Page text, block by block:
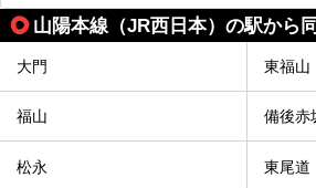
山陽本線（JR西日本）の駅から
大門 東福山
福山 備後赤
松永 東尾道